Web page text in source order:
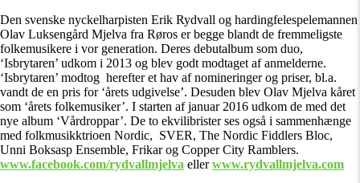
Den svenske nyckelharpisten Erik Rydvall og hardingfelespelemannen
Olav Luksengård Mjelva fra Røros er begge blandt de fremmeligste
folkemusikere i vor generation. Deres debutalbum som duo,
‘Isbrytaren’ udkom i 2013 og blev godt modtaget af anmelderne.
‘Isbrytaren’ modtog herefter et hav af nomineringer og priser, bl.a.
vandt de en pris for ‘årets udgivelse’. Desuden blev Olav Mjelva kåret
som ‘årets folkemusiker’. I starten af januar 2016 udkom de med det
nye album ‘Vårdroppar’. De to ekvilibrister ses også i sammenhænge
med folkmusikktrioen Nordic, SVER, The Nordic Fiddlers Bloc,
Unni Boksasp Ensemble, Frikar og Copper City Ramblers.
www.facebook.com/rydvallmjelva ellerwww.rydvallmjelva.com